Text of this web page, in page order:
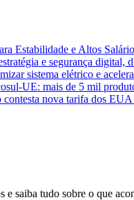
Estabilidade e Altos
e segurança digital,
sistema elétrico e
UE: mais de 5 mil
contesta nova tarifa dos
saiba tudo sobre o que